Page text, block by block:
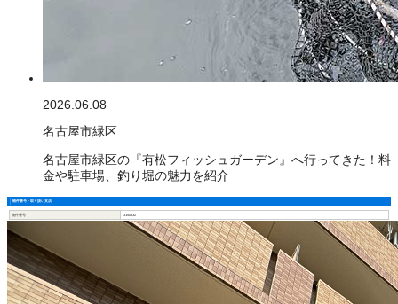
2026.06.08
名古屋市緑区
名古屋市緑区の『有松フィッシュガーデン』へ行ってきた！料
金や駐車場、釣り堀の魅力を紹介
物件番号・取り扱い支店
物件番号 3150832